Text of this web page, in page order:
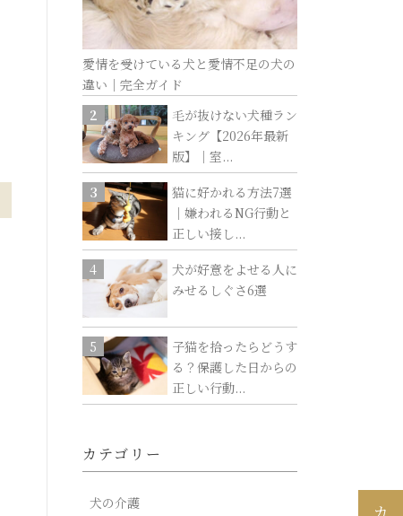
愛情を受けている犬と愛情不足の犬の
違い｜完全ガイド
毛が抜けない犬種ラン
キング【2026年最新
版】｜室...
猫に好かれる方法7選
｜嫌われるNG行動と
正しい接し...
犬が好意をよせる人に
みせるしぐさ6選
子猫を拾ったらどうす
る？保護した日からの
正しい行動...
カテゴリー
犬の介護